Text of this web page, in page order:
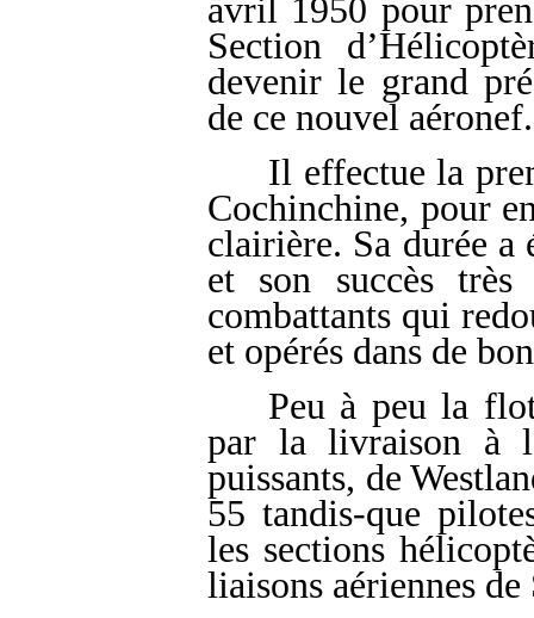
avril 1950 pour
Section
devenir le grand
de ce nouvel aéronef.
Il effectue la
Cochinchine, pour
clairière. Sa durée a
et son succès
combattants qui
et opérés dans de
Peu à peu la
par la livraison à
puissants, de
55 tandis-que
les sections
liaisons aériennes